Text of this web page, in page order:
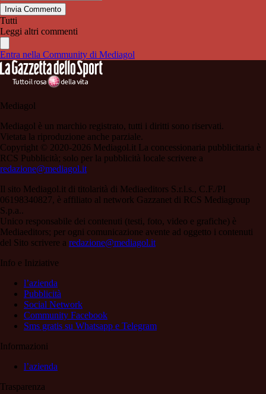
Invia Commento
Tutti
Leggi altri commenti
Entra nella Community di Mediagol
Mediagol
Mediagol è un marchio registrato, tutti i diritti sono riservati.
Vietata la riproduzione anche parziale.
Copyright © 2020-2026 Mediagol.it La concessionaria pubblicitaria è
RCS Pubblicità; solo per la pubblicità locale scrivere a
redazione@mediagol.it
Il sito Mediagol.it di titolarità di Mediaeditors S.r.l.s., C.F./PI
06198340827, è affiliato al network Gazzanet di RCS Mediagroup
S.p.a..
Unico responsabile dei contenuti (testi, foto, video e grafiche) è
Mediaeditors; per ogni comunicazione avente ad oggetto i contenuti
del Sito scrivere a redazione@mediagol.it
Info e Iniziative
l’azienda
Pubblicità
Social Network
Community Facebook
Sms gratis su Whatsapp e Telegram
Informazioni
l’azienda
Trasparenza